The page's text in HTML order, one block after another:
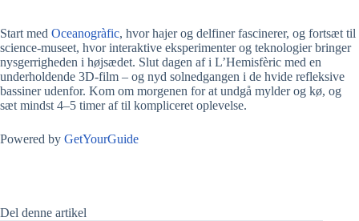
Start med Oceanogràfic, hvor hajer og delfiner fascinerer, og fortsæt til
science-museet, hvor interaktive eksperimenter og teknologier bringer
nysgerrigheden i højsædet. Slut dagen af i L’Hemisfèric med en
underholdende 3D-film – og nyd solnedgangen i de hvide refleksive
bassiner udenfor. Kom om morgenen for at undgå mylder og kø, og
sæt mindst 4–5 timer af til kompliceret oplevelse.
Powered by GetYourGuide
Del denne artikel